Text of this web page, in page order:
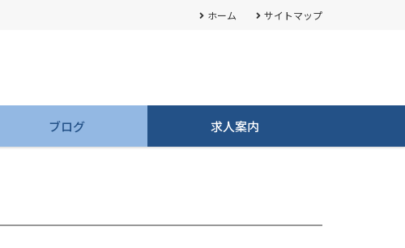
ホーム サイトマップ
ブログ 求人案内